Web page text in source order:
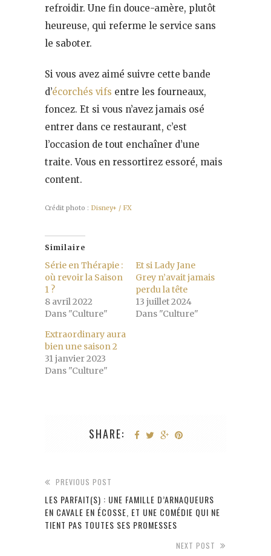
refroidir. Une fin douce-amère, plutôt
heureuse, qui referme le service sans
le saboter.
Si vous avez aimé suivre cette bande
d’écorchés vifs entre les fourneaux,
foncez. Et si vous n’avez jamais osé
entrer dans ce restaurant, c’est
l’occasion de tout enchaîner d’une
traite. Vous en ressortirez essoré, mais
content.
Crédit photo : Disney+ / FX
Similaire
Série en Thérapie :
où revoir la Saison
1 ?
8 avril 2022
Dans "Culture"
Et si Lady Jane
Grey n’avait jamais
perdu la tête
13 juillet 2024
Dans "Culture"
Extraordinary aura
bien une saison 2
31 janvier 2023
Dans "Culture"
SHARE:
PREVIOUS POST
LES PARFAIT(S) : UNE FAMILLE D’ARNAQUEURS
EN CAVALE EN ÉCOSSE, ET UNE COMÉDIE QUI NE
TIENT PAS TOUTES SES PROMESSES
NEXT POST